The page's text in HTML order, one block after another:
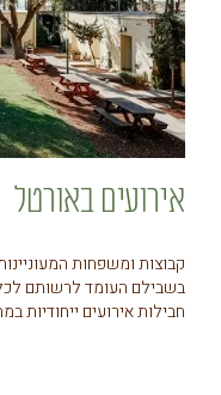
אירועים באורטל
קבוצות ומשפחות
בשבילם העומד לרשותם
חבילות אירועים ייחודיות